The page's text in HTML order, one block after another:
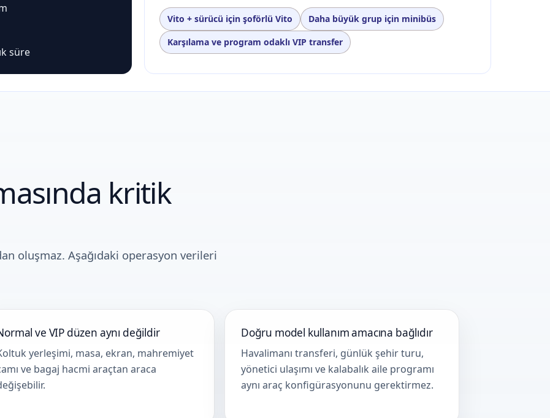
süre
Vito + sürücü için şoförlü Vito
Daha büyük grup için minibüs
Karşılama ve program odaklı VIP transfer
kritik
oluşmaz. Aşağıdaki operasyon verileri
ve VIP düzen aynı değildir
yerleşimi, masa, ekran, mahremiyet
ve bagaj hacmi araçtan araca
Doğru model kullanım amacına bağlıdır
Havalimanı transferi, günlük şehir turu,
yönetici ulaşımı ve kalabalık aile programı
aynı araç konfigürasyonunu gerektirmez.